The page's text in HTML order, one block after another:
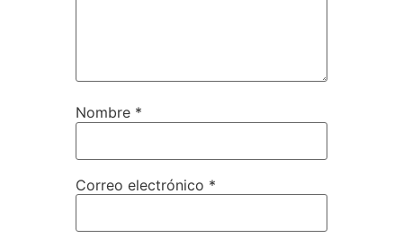
Nombre *
Correo electrónico *